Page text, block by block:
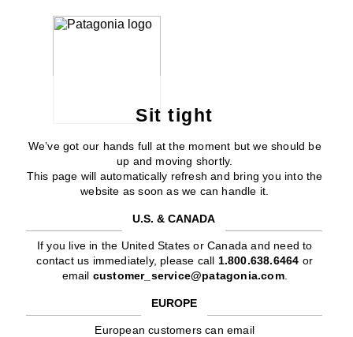
Sit tight
We’ve got our hands full at the moment but we should be
up and moving shortly.
This page will automatically refresh and bring you into the
website as soon as we can handle it.
U.S. & CANADA
If you live in the United States or Canada and need to
contact us immediately, please call 1.800.638.6464 or
email customer_service@patagonia.com.
EUROPE
European customers can email